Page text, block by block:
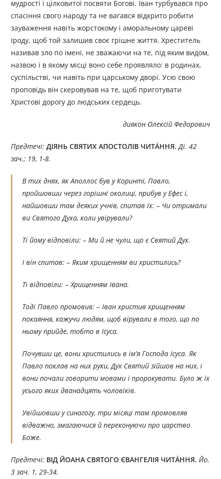
мудрості і цілковитої посвяти Богові. Іван турбувався про
спасіння свого народу та не вагався відкрито робити
зауваження навіть жорстокому і аморальному цареві
Іроду, щоб той залишив своє грішне життя. Хреститель
називав зло по імені, не зважаючи на те, під яким видом,
назвою і в якому місці воно себе проявляло: в родинах,
суспільстві, чи навіть при царському дворі. Усю свою
проповідь він скеровував на те, щоб приготувати
Христові дорогу до людських сердець.
диякон Олексій Федорович
Предтечі:ДІЯНЬ СВЯТИХ АПОСТОЛІВ ЧИТÁННЯ. Ді. 42
зач.; 19, 1-8.
В тих днях, як Аполлос був у Коринті, Павло,
пройшовши через горішні околиці, прибув у Ефес і,
найшовши там деяких учнів, спитав їх: – Чи отримали
ви Святого Духа, коли увірували?
Ті йому відповіли: – Ми й не чули, що є Святий Дух.
І він спитав: – Яким хрищенням ви христились?
Ті відповіли: – Хрищенням Івана.
Тоді Павло промовив: – Іван христив хрищенням
покаяння, кажучи людям, щоб вірували в того, що по
ньому прийде, тобто в Ісуса.
Почувши це, вони христились в ім’я Господа Ісуса. Як
Павло поклав на них руки, Дух Святий зійшов на них, і
вони почали говорити мовами і пророкувати. Було ж їх
усього яких дванадцять чоловіків.
Увійшовши у синагогу, три місяці там промовляв
відважно, змагаючися й переконуючи про царство
Боже.
Предтечі: ВІД ЙОАНА СВЯТОГО ЄВАНГЕЛІЯ ЧИТÁННЯ. Йо.
3 зач. 1, 29-34.